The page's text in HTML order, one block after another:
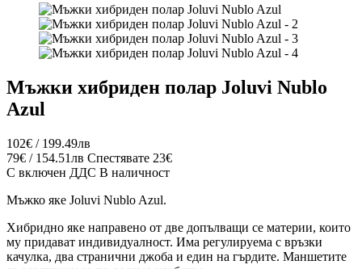
Мъжки хибриден полар Joluvi Nublo
Azul
102€ / 199.49лв
79€ / 154.51лв Спестявате 23€
С включен ДДС В наличност
Мъжко яке Joluvi Nublo Azul.
Хибридно яке направено от две допълващи се материи, които
му придават индивидуалност. Има регулируема с връзки
качулка, два странични джоба и един на гърдите. Маншетите